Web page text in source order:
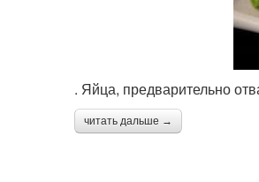
. Яйца, предварительно
читать дальше →